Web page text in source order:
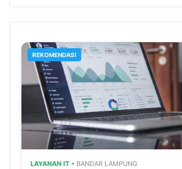
REKOMENDASI
LAYANAN IT • BANDAR LAMPUNG